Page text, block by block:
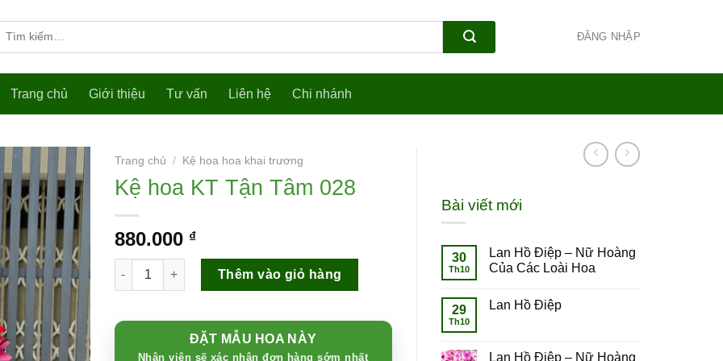
kiếm:
ĐĂNG NHẬP
Trang chủ Giới thiệu Tư vấn Liên hệ Chi nhánh
Trang chủ / Kệ hoa hoa khai trương
Kệ hoa KT Tận Tâm 028
880.000 ₫
Kệ hoa KT Tận Tâm 028 số lượng
Thêm vào giỏ hàng
ĐẶT MẪU HOA NÀY
Nhân viên sẽ xác nhận đơn hàng sớm nhất
Bài viết mới
30
Th10
Lan Hồ Điệp – Nữ Hoàng
Của Các Loài Hoa
29
Th10
Lan Hồ Điệp
Lan Hồ Điệp – Nữ Hoàng